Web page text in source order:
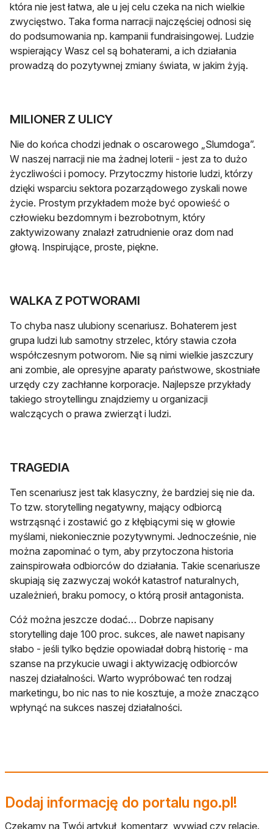
która nie jest łatwa, ale u jej celu czeka na nich wielkie
zwycięstwo. Taka forma narracji najczęściej odnosi się
do podsumowania np. kampanii fundraisingowej. Ludzie
wspierający Wasz cel są bohaterami, a ich działania
prowadzą do pozytywnej zmiany świata, w jakim żyją.
MILIONER Z ULICY
Nie do końca chodzi jednak o oscarowego „Slumdoga”.
W naszej narracji nie ma żadnej loterii - jest za to dużo
życzliwości i pomocy. Przytoczmy historie ludzi, którzy
dzięki wsparciu sektora pozarządowego zyskali nowe
życie. Prostym przykładem może być opowieść o
człowieku bezdomnym i bezrobotnym, który
zaktywizowany znalazł zatrudnienie oraz dom nad
głową. Inspirujące, proste, piękne.
WALKA Z POTWORAMI
To chyba nasz ulubiony scenariusz. Bohaterem jest
grupa ludzi lub samotny strzelec, który stawia czoła
współczesnym potworom. Nie są nimi wielkie jaszczury
ani zombie, ale opresyjne aparaty państwowe, skostniałe
urzędy czy zachłanne korporacje. Najlepsze przykłady
takiego stroytellingu znajdziemy u organizacji
walczących o prawa zwierząt i ludzi.
TRAGEDIA
Ten scenariusz jest tak klasyczny, że bardziej się nie da.
To tzw. storytelling negatywny, mający odbiorcą
wstrząsnąć i zostawić go z kłębiącymi się w głowie
myślami, niekoniecznie pozytywnymi. Jednocześnie, nie
można zapominać o tym, aby przytoczona historia
zainspirowała odbiorców do działania. Takie scenariusze
skupiają się zazwyczaj wokół katastrof naturalnych,
uzależnień, braku pomocy, o którą prosił antagonista.
Cóż można jeszcze dodać… Dobrze napisany
storytelling daje 100 proc. sukces, ale nawet napisany
słabo - jeśli tylko będzie opowiadał dobrą historię - ma
szanse na przykucie uwagi i aktywizację odbiorców
naszej działalności. Warto wypróbować ten rodzaj
marketingu, bo nic nas to nie kosztuje, a może znacząco
wpłynąć na sukces naszej działalności.
Dodaj informację do portalu ngo.pl!
Czekamy na Twój artykuł, komentarz, wywiad czy relację.